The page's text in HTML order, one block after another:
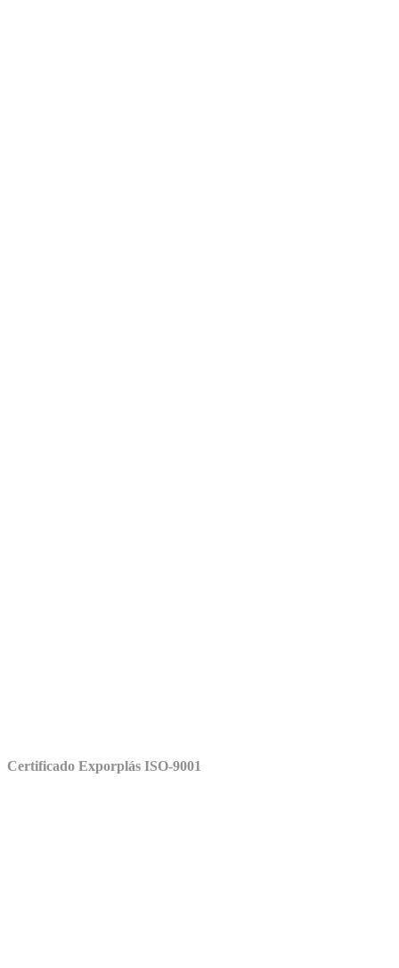
Certificado Exporplás ISO-9001